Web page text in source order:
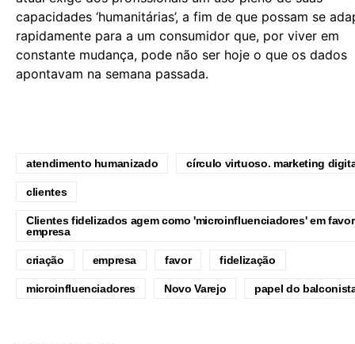
capacidades ‘humanitárias’, a fim de que possam se
rapidamente para a um consumidor que, por viver em
constante mudança, pode não ser hoje o que os dados
apontavam na semana passada.
atendimento humanizado círculo virtuoso. marketing
clientes
Clientes fidelizados agem como 'microinfluenciadores' em
empresa
criação empresa favor fidelização
microinfluenciadores Novo Varejo papel do